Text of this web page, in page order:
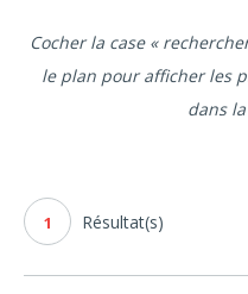
Cocher la case «
le plan pour afficher les
dans
1 Résultat(s)